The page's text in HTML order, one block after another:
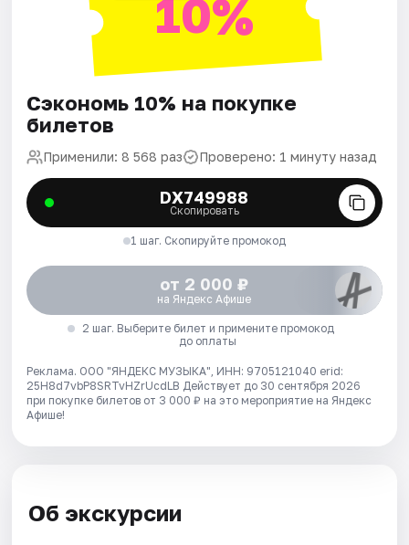
10%
Сэкономь 10% на покупке
билетов
Применили: 8 568 раз Проверено: 1 минуту назад
DX749988
Скопировать
1 шаг. Скопируйте промокод
от 2 000 ₽
на Яндекс Афише
2 шаг. Выберите билет и примените промокод
до оплаты
Реклама. ООО "ЯНДЕКС МУЗЫКА", ИНН: 9705121040 erid:
25H8d7vbP8SRTvHZrUcdLB Действует до 30 сентября 2026
при покупке билетов от 3 000 ₽ на это мероприятие на Яндекс
Афише!
Об экскурсии